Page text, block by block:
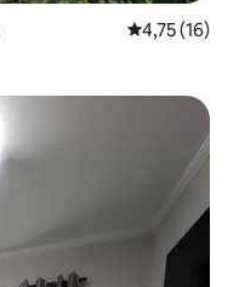
Gemiddelde
4,75 (16)